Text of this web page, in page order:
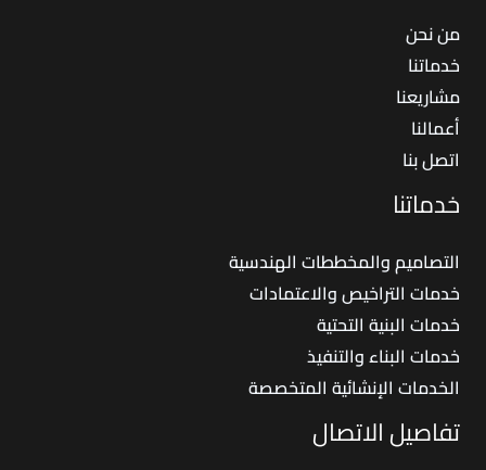
من نحن
خدماتنا
مشاريعنا
أعمالنا
اتصل بنا
خدماتنا
التصاميم والمخططات الهندسية
خدمات التراخيص والاعتمادات
خدمات البنية التحتية
خدمات البناء والتنفيذ
الخدمات الإنشائية المتخصصة
تفاصيل الاتصال